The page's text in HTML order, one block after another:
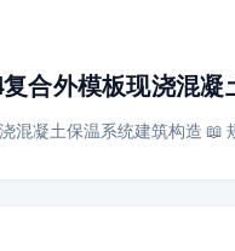
复合外模板现浇混
混凝土保温系统建筑构造 📖